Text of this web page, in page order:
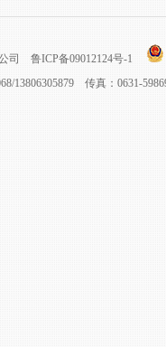
公司 鲁ICP备09012124号-1
13806305879 传真：0631-